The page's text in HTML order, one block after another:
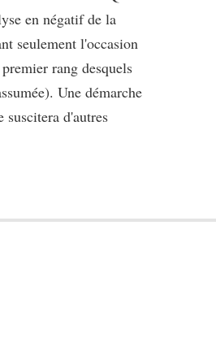
en négatif de la
seulement l'occasion
rang desquels
Une démarche
suscitera d'autres